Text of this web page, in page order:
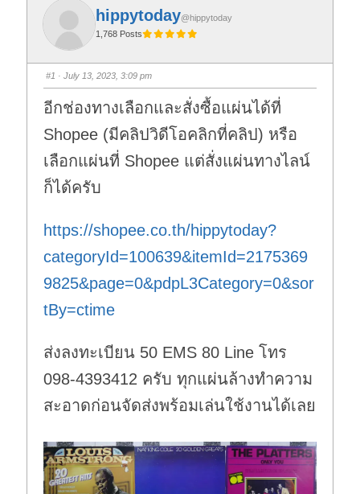
hippytoday@hippytoday
1,768 Posts
#1 · July 13, 2023, 3:09 pm
อีกช่องทางเลือกและสั่งซื้อแผ่นได้ที่
Shopee (มีคลิปวิดีโอคลิกที่คลิป) หรือ
เลือกแผ่นที่ Shopee แต่สั่งแผ่นทางไลน์
ก็ได้ครับ
https://shopee.co.th/hippytoday?
categoryId=100639&itemId=2175369
9825&page=0&pdpL3Category=0&sor
tBy=ctime
ส่งลงทะเบียน 50 EMS 80 Line โทร
098-4393412 ครับ ทุกแผ่นล้างทำความ
สะอาดก่อนจัดส่งพร้อมเล่นใช้งานได้เลย